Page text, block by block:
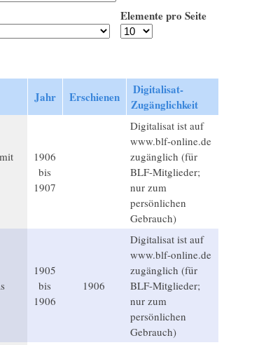
Elemente pro Seite
Jahr Erschienen
Digitalisat-
Zugänglichkeit
1906
bis
1907
Digitalisat ist auf
www.blf-online.de
zugänglich (für
BLF-Mitglieder;
nur zum
persönlichen
Gebrauch)
1905
bis
1906
1906
Digitalisat ist auf
www.blf-online.de
zugänglich (für
BLF-Mitglieder;
nur zum
persönlichen
Gebrauch)